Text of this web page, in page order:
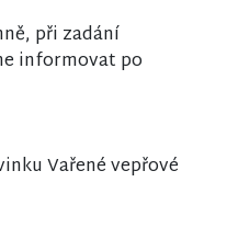
při zadání
informovat po
Vařené vepřové